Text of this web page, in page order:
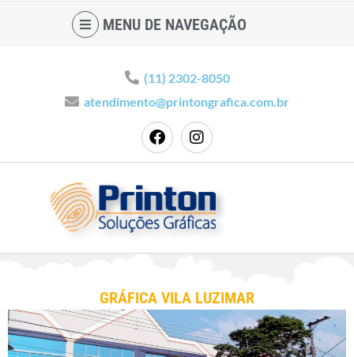
MENU DE NAVEGAÇÃO
(11) 2302-8050
atendimento@printongrafica.com.br
GRÁFICA VILA LUZIMAR